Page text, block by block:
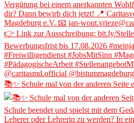
📚✨ Schule mal von der anderen Seite